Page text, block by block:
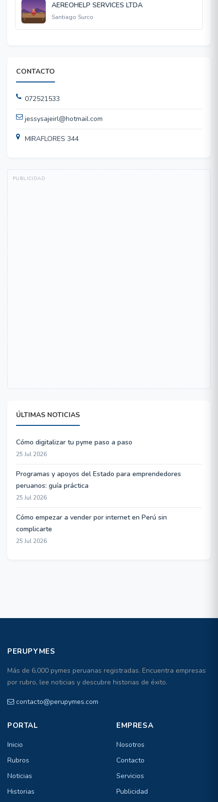
AEREOHELP SERVICES LTDA
Santiago Surco
CONTACTO
072521533
jessysajeirl@hotmail.com
MIRAFLORES 344
ÚLTIMAS NOTICIAS
Cómo digitalizar tu pyme paso a paso
25 Jul 2026
Programas y apoyos del Estado para emprendedores
peruanos: guía práctica
25 Jul 2026
Cómo empezar a vender por internet en Perú sin
complicarte
25 Jul 2026
PERUPYMES
Más de 6,000 pymes peruanas registradas. Encuentra empresas
por rubro, lee noticias y descubre historias de éxito.
contacto@perupymes.com
PORTAL
Inicio
Rubros
Noticias
Historias
EMPRESA
Nosotros
Contacto
Servicios
Publicidad